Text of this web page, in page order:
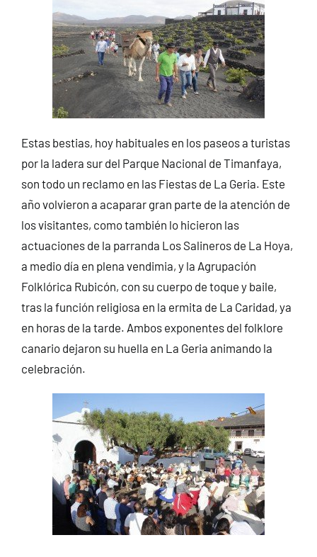
Estas bestias, hoy habituales en los paseos a turistas
por la ladera sur del Parque Nacional de Timanfaya,
son todo un reclamo en las Fiestas de La Geria. Este
año volvieron a acaparar gran parte de la atención de
los visitantes, como también lo hicieron las
actuaciones de la parranda Los Salineros de La Hoya,
a medio día en plena vendimia, y la Agrupación
Folklórica Rubicón, con su cuerpo de toque y baile,
tras la función religiosa en la ermita de La Caridad, ya
en horas de la tarde. Ambos exponentes del folklore
canario dejaron su huella en La Geria animando la
celebración.